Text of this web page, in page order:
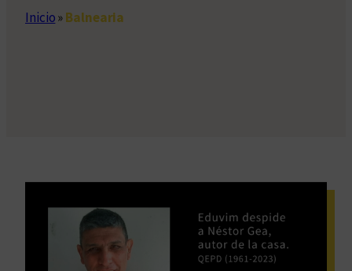
Inicio»Balnearia